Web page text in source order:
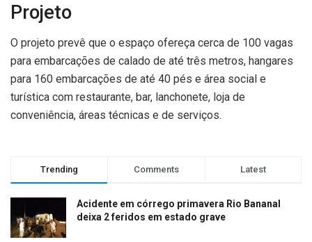
Projeto
O projeto prevê que o espaço ofereça cerca de 100 vagas
para embarcações de calado de até três metros, hangares
para 160 embarcações de até 40 pés e área social e
turística com restaurante, bar, lanchonete, loja de
conveniência, áreas técnicas e de serviços.
Trending Comments Latest
Acidente em córrego primavera Rio Bananal
deixa 2 feridos em estado grave